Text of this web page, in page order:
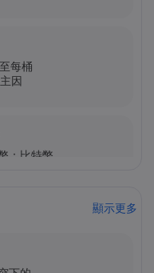
每桶
因
：比特幣
下跌 5%，未來會
顯示更多